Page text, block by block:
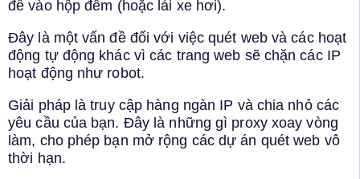
để vào hộp đêm (hoặc lái xe hơi).
Đây là một vấn đề đối với việc quét web và các hoạt
động tự động khác vì các trang web sẽ chặn các IP
hoạt động như robot.
Giải pháp là truy cập hàng ngàn IP và chia nhỏ các
yêu cầu của bạn. Đây là những gì proxy xoay vòng
làm, cho phép bạn mở rộng các dự án quét web vô
thời hạn.